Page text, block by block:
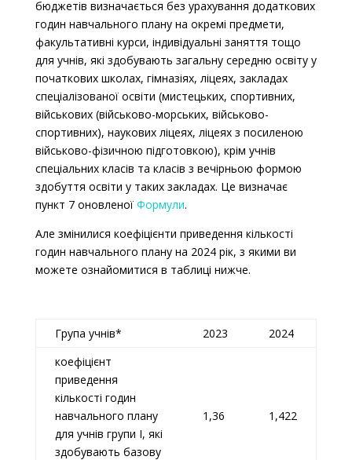
бюджетів визначається без урахування додаткових
годин навчального плану на окремі предмети,
факультативні курси, індивідуальні заняття тощо
для учнів, які здобувають загальну середню освіту у
початкових школах, гімназіях, ліцеях, закладах
спеціалізованої освіти (мистецьких, спортивних,
військових (військово-морських, військово-
спортивних), наукових ліцеях, ліцеях з посиленою
військово-фізичною підготовкою), крім учнів
спеціальних класів та класів з вечірньою формою
здобуття освіти у таких закладах. Це визначає
пункт 7 оновленої Формули.
Але змінилися коефіцієнти приведення кількості
годин навчального плану на 2024 рік, з якими ви
можете ознайомитися в таблиці нижче.
Група учнів* 2023
2024
коефіцієнт
приведення
кількості годин
навчального плану
для учнів групи I, які
здобувають базову
1,36 1,422